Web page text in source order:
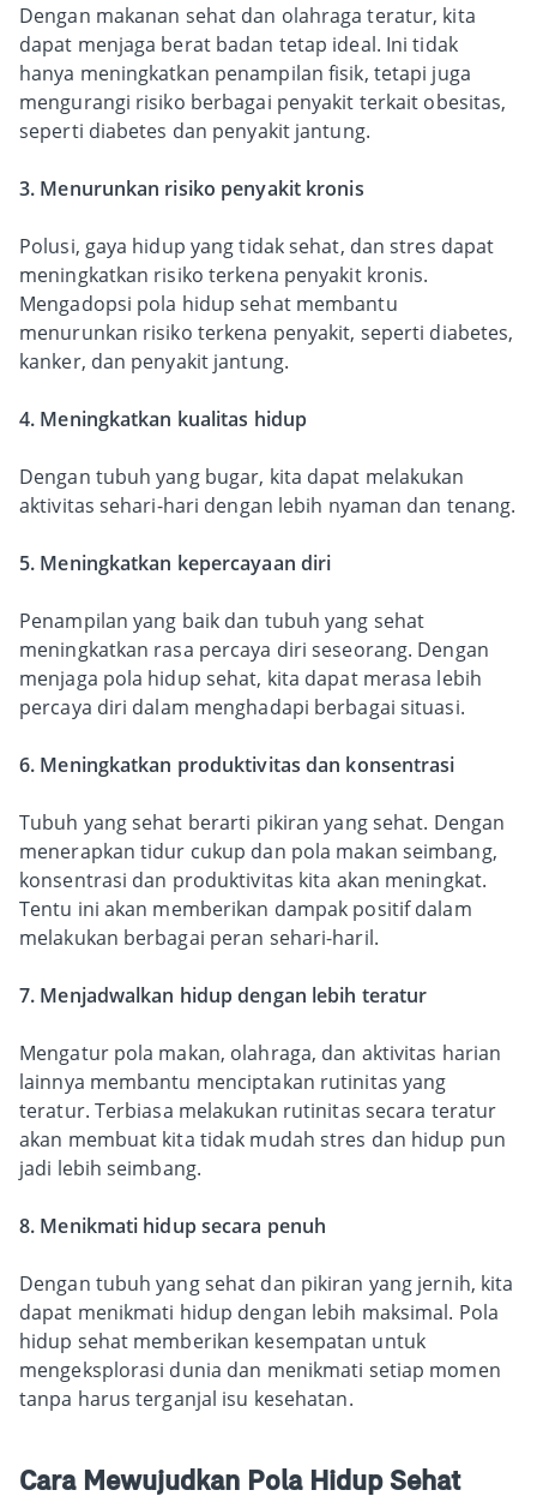
Dengan makanan sehat dan olahraga teratur, kita
dapat menjaga berat badan tetap ideal. Ini tidak
hanya meningkatkan penampilan fisik, tetapi juga
mengurangi risiko berbagai penyakit terkait obesitas,
seperti diabetes dan penyakit jantung.
3. Menurunkan risiko penyakit kronis
Polusi, gaya hidup yang tidak sehat, dan stres dapat
meningkatkan risiko terkena penyakit kronis.
Mengadopsi pola hidup sehat membantu
menurunkan risiko terkena penyakit, seperti diabetes,
kanker, dan penyakit jantung.
4. Meningkatkan kualitas hidup
Dengan tubuh yang bugar, kita dapat melakukan
aktivitas sehari-hari dengan lebih nyaman dan tenang.
5. Meningkatkan kepercayaan diri
Penampilan yang baik dan tubuh yang sehat
meningkatkan rasa percaya diri seseorang. Dengan
menjaga pola hidup sehat, kita dapat merasa lebih
percaya diri dalam menghadapi berbagai situasi.
6. Meningkatkan produktivitas dan konsentrasi
Tubuh yang sehat berarti pikiran yang sehat. Dengan
menerapkan tidur cukup dan pola makan seimbang,
konsentrasi dan produktivitas kita akan meningkat.
Tentu ini akan memberikan dampak positif dalam
melakukan berbagai peran sehari-haril.
7. Menjadwalkan hidup dengan lebih teratur
Mengatur pola makan, olahraga, dan aktivitas harian
lainnya membantu menciptakan rutinitas yang
teratur. Terbiasa melakukan rutinitas secara teratur
akan membuat kita tidak mudah stres dan hidup pun
jadi lebih seimbang.
8. Menikmati hidup secara penuh
Dengan tubuh yang sehat dan pikiran yang jernih, kita
dapat menikmati hidup dengan lebih maksimal. Pola
hidup sehat memberikan kesempatan untuk
mengeksplorasi dunia dan menikmati setiap momen
tanpa harus terganjal isu kesehatan.
Cara Mewujudkan Pola Hidup Sehat